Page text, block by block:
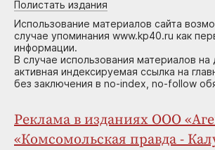
Полистать издания
Использование материалов сайта
случае упоминания www.kp40.ru как
информации.
В случае использования материалов на
активная индексируемая ссылка на
без заключения в no-index, no-follow
Реклама в изданиях ООО
«Комсомольская правда -